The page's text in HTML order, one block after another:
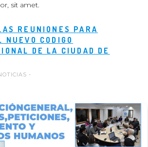
sit amet.
REUNIONES PARA
NUEVO CODIGO
DE LA CIUDAD DE
-